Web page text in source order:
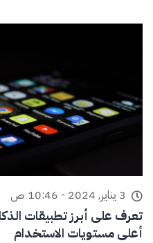
3 يناير, 2024 - 10:46 ص
تعرف على أبرز تطبيقات
أعلى مستويات الاستخدام